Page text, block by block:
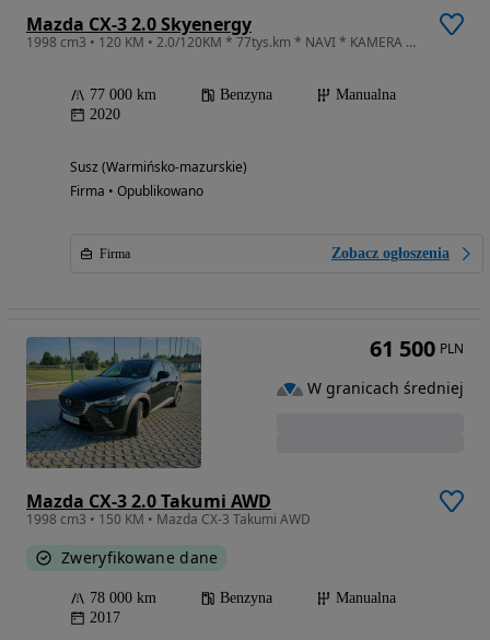
Mazda CX-3 2.0 Skyenergy
1998 cm3 • 120 KM • 2.0/120KM * 77tys.km * NAVI * KAMERA * PDC *
77 000 km Benzyna
Manualna
2020
Susz (Warmińsko-mazurskie)
Firma • Opublikowano
Firma Zobacz ogłoszenia
Mazda CX-3 2.0 Takumi AWD
1998 cm3 • 150 KM • Mazda CX-3 Takumi AWD
Zweryfikowane dane
78 000 km Benzyna
Manualna
2017
61 500 PLN
W granicach średniej